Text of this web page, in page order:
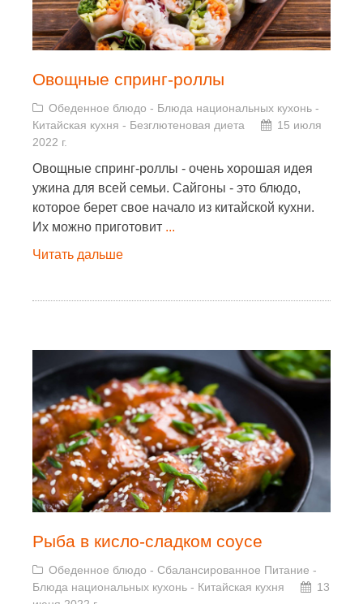
Овощные спринг-роллы
Обеденное блюдо - Блюда национальных кухонь -
Китайская кухня - Безглютеновая диета
15 июля
2022 г.
Овощные спринг-роллы - очень хорошая идея
ужина для всей семьи. Сайгоны - это блюдо,
которое берет свое начало из китайской кухни.
Их можно приготовит ...
Читать дальше
Рыба в кисло-сладком соусе
Обеденное блюдо - Сбалансированное Питание -
Блюда национальных кухонь - Китайская кухня
13